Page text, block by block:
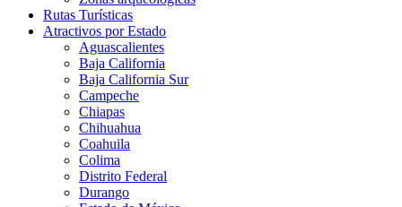
Rutas Turísticas
Atractivos por Estado
Aguascalientes
Baja California
Baja California Sur
Campeche
Chiapas
Chihuahua
Coahuila
Colima
Distrito Federal
Durango